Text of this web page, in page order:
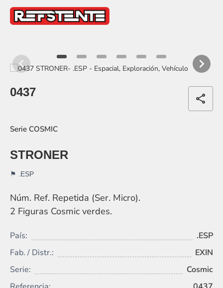
item
0
item
1
item
2
item
3
item
4
item
5
1
of
0437 share
COSMIC
STRONER
.ESP
Núm. Ref. Repetida (Ser. Micro).
2 Figuras Cosmic verdes.
País:
.ESP
Fab. / Distr.:
EXIN
Serie:
Cosmic